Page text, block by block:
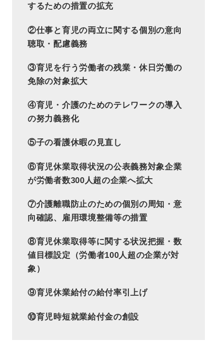
するための措置の拡充
②仕事と育児の両立に関する個別の意向
聴取・配慮義務
③育児を行う労働者の残業・休日労働の
免除の対象拡大
④育児・介護のためのテレワークの導入
の努力義務化
⑤子の看護休暇の見直し
⑥育児休業取得状況の公表義務対象企業
が労働者数300人超の企業へ拡大
⑦介護離職防止のための個別の周知・意
向確認、雇用環境整備等の措置
⑧育児休業取得等に関する状況把握・数
値目標設定（労働者100人超の企業が対
象）
⑨育児休業給付の給付率引上げ
⑩育児時短就業給付金の創設